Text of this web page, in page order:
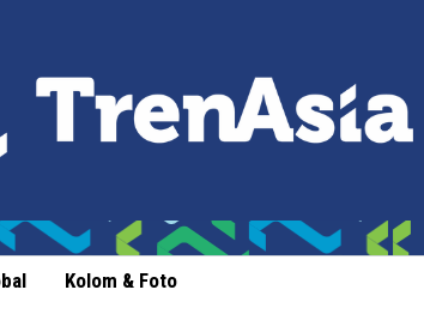
Kolom & Foto